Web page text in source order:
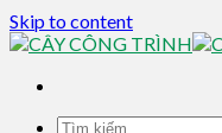
Skip to content